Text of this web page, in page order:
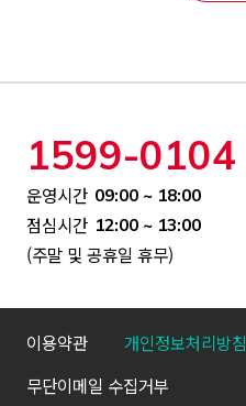
1599-0104
운영시간 09:00 ~ 18:00
점심시간 12:00 ~ 13:00
(주말 및 공휴일 휴무)
이용약관 개인정보처리방침
무단이메일 수집거부